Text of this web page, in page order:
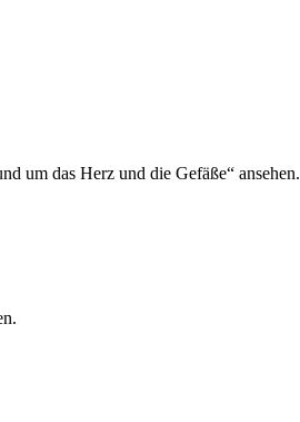
um das Herz und die Gefäße“ ansehen.